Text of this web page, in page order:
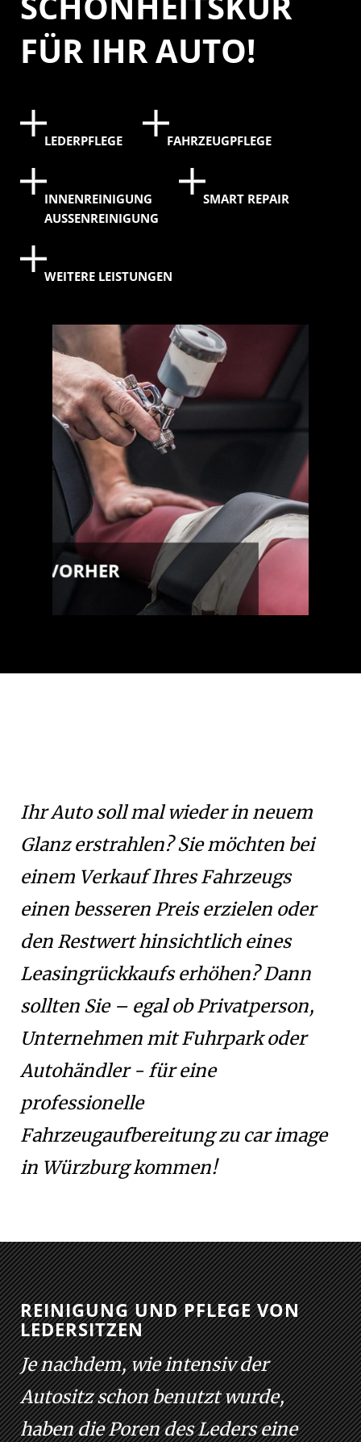
FÜR IHR AUTO!
LEDERPFLEGE FAHRZEUGPFLEGE
INNENREINIGUNG
AUSSENREINIGUNG
SMART REPAIR
WEITERE LEISTUNGEN
Ihr Auto soll mal wieder in neuem
Glanz erstrahlen? Sie möchten bei
einem Verkauf Ihres Fahrzeugs
einen besseren Preis erzielen oder
den Restwert hinsichtlich eines
Leasingrückkaufs erhöhen? Dann
sollten Sie – egal ob Privatperson,
Unternehmen mit Fuhrpark oder
Autohändler - für eine
professionelle
Fahrzeugaufbereitung zu car image
in Würzburg kommen!
REINIGUNG UND PFLEGE VON
LEDERSITZEN
Je nachdem, wie intensiv der
Autositz schon benutzt wurde,
haben die Poren des Leders eine